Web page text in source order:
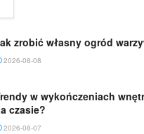
zrobić własny ogród
2026-08-08
w wykończeniach
czasie?
2026-08-07